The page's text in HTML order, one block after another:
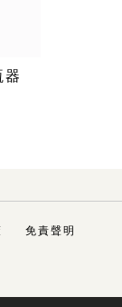
器
免責聲明